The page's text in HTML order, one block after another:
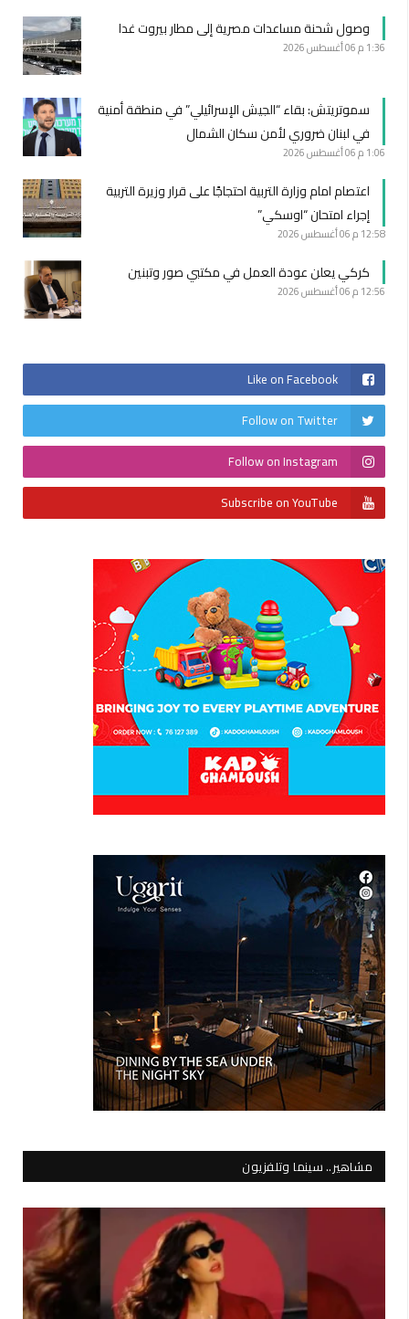
وصول شحنة مساعدات مصرية إلى مطار بيروت غدا
1:36 م 06 أغسطس 2026
سموتريتش: بقاء “الجيش الإسرائيلي” في منطقة أمنية
في لبنان ضروري لأمن سكان الشمال
1:06 م 06 أغسطس 2026
اعتصام امام وزارة التربية احتجاجًا على قرار وزيرة التربية
إجراء امتحان “اوسكي”
12:58 م 06 أغسطس 2026
كركي يعلن عودة العمل في مكتبي صور وتبنين
12:56 م 06 أغسطس 2026
Like on Facebook
Follow on Twitter
Follow on Instagram
Subscribe on YouTube
مشاهير.. سينما وتلفزيون